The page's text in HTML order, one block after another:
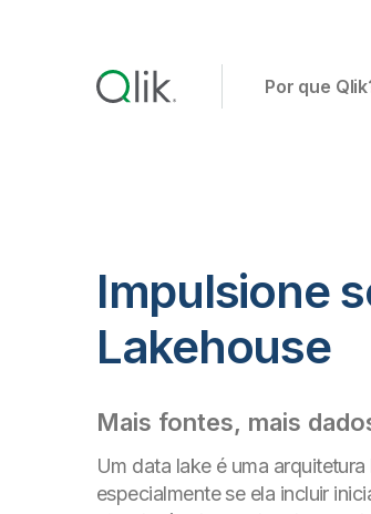
Por que
Impulsione
Lakehouse
Mais fontes, mais
Um data lake é uma
especialmente se ela incluir